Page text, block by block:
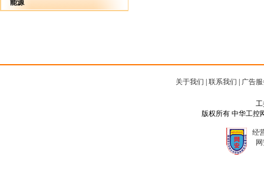
能源
关于我们 联系我们 广告
工
版权所有 中华工控
经